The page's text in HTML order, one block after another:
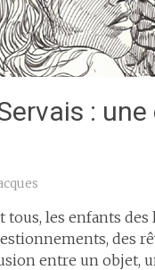
:
tous, les enfants
des
entre un objet,